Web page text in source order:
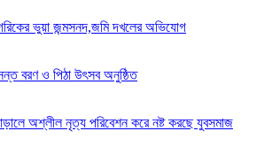
ভুয়া জন্মসনদ,জমি দখলের অভিযোগ
বরণ ও পিঠা উৎসব অনুষ্ঠিত
অশ্লীল নৃত্য পরিবেশন করে নষ্ট করছে যুবসমাজ